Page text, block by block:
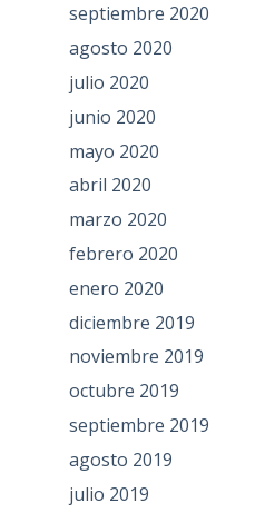
septiembre 2020
agosto 2020
julio 2020
junio 2020
mayo 2020
abril 2020
marzo 2020
febrero 2020
enero 2020
diciembre 2019
noviembre 2019
octubre 2019
septiembre 2019
agosto 2019
julio 2019